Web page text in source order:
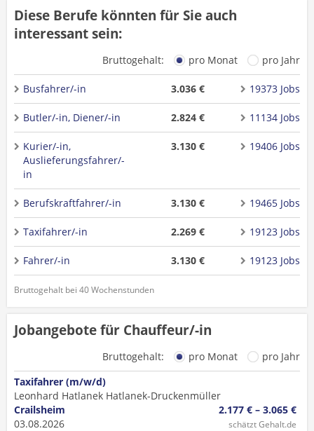
Diese Berufe könnten für Sie auch
interessant sein:
Bruttogehalt: pro Monat pro Jahr
Busfahrer/-in 3.036 € 19373 Jobs
Butler/-in, Diener/-in 2.824 € 11134 Jobs
Kurier/-in,
Auslieferungsfahrer/-
in
3.130 € 19406 Jobs
Berufskraftfahrer/-in 3.130 € 19465 Jobs
Taxifahrer/-in 2.269 € 19123 Jobs
Fahrer/-in 3.130 € 19123 Jobs
Bruttogehalt bei 40 Wochenstunden
Jobangebote für Chauffeur/-in
Bruttogehalt: pro Monat
pro Jahr
Taxifahrer (m/w/d)
Leonhard Hatlanek Hatlanek-Druckenmüller
Crailsheim
03.08.2026
2.177 € – 3.065 €
schätzt Gehalt.de